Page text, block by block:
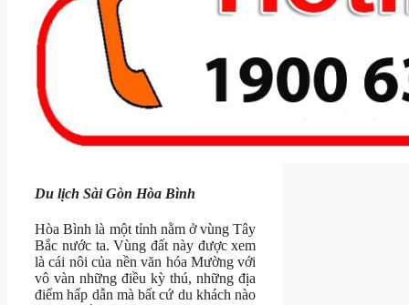
Du lịch Sài Gòn Hòa Bình
Hòa Bình là một tỉnh nằm ở vùng Tây
Bắc nước ta. Vùng đất này được xem
là cái nôi của nền văn hóa Mường với
vô vàn những điều kỳ thú, những địa
điểm hấp dẫn mà bất cứ du khách nào